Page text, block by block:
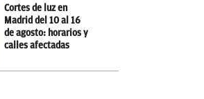
Cortes de luz en
Madrid del 10 al 16
de agosto: horarios y
calles afectadas